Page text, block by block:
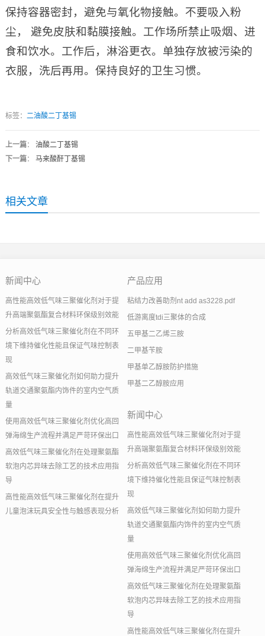
保持容器密封，避免与氧化物接触。不要吸入粉
尘， 避免皮肤和黏膜接触。工作场所禁止吸烟、进
食和饮水。工作后，淋浴更衣。单独存放被污染的
衣服，洗后再用。保持良好的卫生习惯。
标签： 二油酸二丁基锡
上一篇： 油酸二丁基锡
下一篇： 马来酸酐丁基锡
相关文章
新闻中心
高性能高效低气味三聚催化剂对于提
升高端聚氨酯复合材料环保级别效能
分析高效低气味三聚催化剂在不同环
境下维持催化性能且保证气味控制表
现
高效低气味三聚催化剂如何助力提升
轨道交通聚氨酯内饰件的室内空气质
量
使用高效低气味三聚催化剂优化高回
弹海绵生产流程并满足严苛环保出口
高效低气味三聚催化剂在处理聚氨酯
软泡内芯异味去除工艺的技术应用指
导
高性能高效低气味三聚催化剂在提升
儿童泡沫玩具安全性与触感表现分析
产品应用
粘结力改善助剂nt add as3228.pdf
低游离度tdi三聚体的合成
五甲基二乙烯三胺
二甲基苄胺
甲基单乙醇胺防护措施
甲基二乙醇胺应用
新闻中心
高性能高效低气味三聚催化剂对于提
升高端聚氨酯复合材料环保级别效能
分析高效低气味三聚催化剂在不同环
境下维持催化性能且保证气味控制表
现
高效低气味三聚催化剂如何助力提升
轨道交通聚氨酯内饰件的室内空气质
量
使用高效低气味三聚催化剂优化高回
弹海绵生产流程并满足严苛环保出口
高效低气味三聚催化剂在处理聚氨酯
软泡内芯异味去除工艺的技术应用指
导
高性能高效低气味三聚催化剂在提升